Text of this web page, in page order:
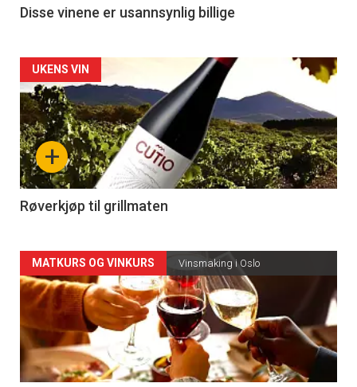
3
Disse vinene er usannsynlig billige
Forsiden
akkurat
nå
-
4
+
UKENS VIN
Røverkjøp til grillmaten
Forsiden
akkurat
nå
-
MATKURS OG VINKURS Vinsmaking i Oslo